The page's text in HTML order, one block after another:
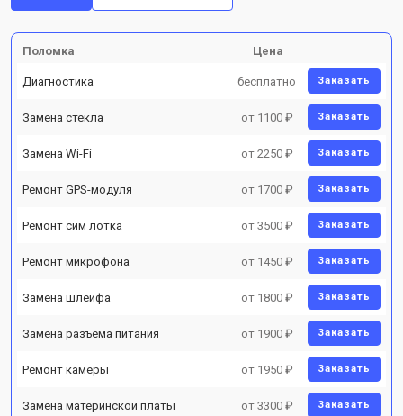
Поломка Цена
Диагностика бесплатно Заказать
Замена стекла от 1100 ₽ Заказать
Замена Wi-Fi от 2250 ₽ Заказать
Ремонт GPS-модуля от 1700 ₽ Заказать
Ремонт сим лотка от 3500 ₽ Заказать
Ремонт микрофона от 1450 ₽ Заказать
Замена шлейфа от 1800 ₽ Заказать
Замена разъема питания от 1900 ₽ Заказать
Ремонт камеры от 1950 ₽ Заказать
Замена материнской платы от 3300 ₽ Заказать